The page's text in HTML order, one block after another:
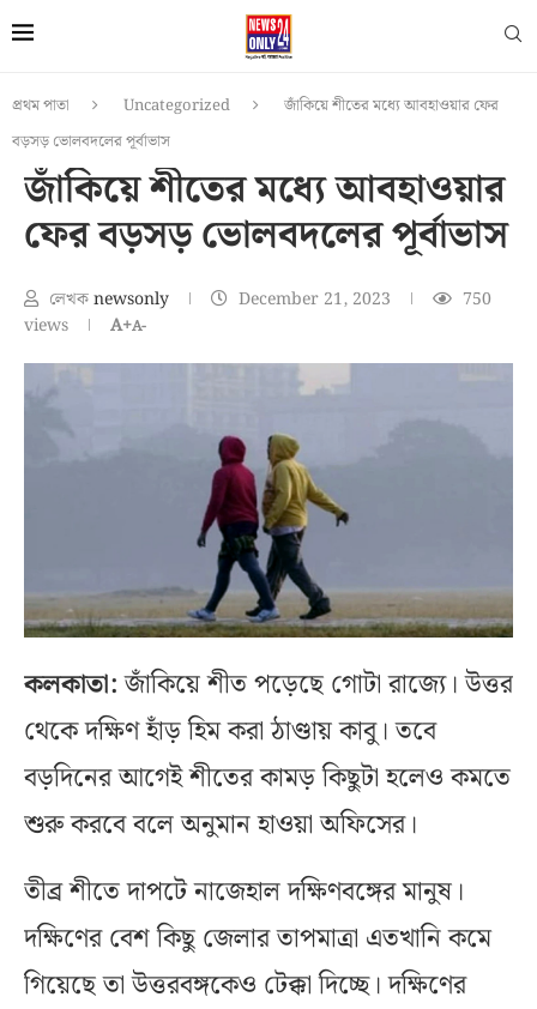
প্রথম পাতা Uncategorized
জাঁকিয়ে শীতের মধ্যে আবহাওয়ার ফের
বড়সড় ভোলবদলের পূর্বাভাস
জাঁকিয়ে শীতের মধ্যে আবহাওয়ার
ফের বড়সড় ভোলবদলের পূর্বাভাস
লেখকnewsonly December 21, 2023
750
views
A+A-
কলকাতা:জাঁকিয়ে শীত পড়েছে গোটা রাজ্যে। উত্তর
থেকে দক্ষিণ হাঁড় হিম করা ঠাণ্ডায় কাবু। ‌তবে
বড়দিনের আগেই শীতের কামড় কিছুটা হলেও কমতে
শুরু করবে বলে অনুমান হাওয়া অফিসের।
তীব্র শীতে দাপটে নাজেহাল দক্ষিণবঙ্গের মানুষ।
দক্ষিণের বেশ কিছু জেলার তাপমাত্রা এতখানি কমে
গিয়েছে তা উত্তরবঙ্গকেও টেক্কা দিচ্ছে। দক্ষিণের